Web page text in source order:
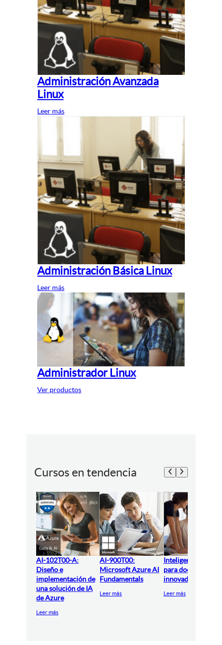
Administración Avanzada
Linux
Leer más
Administración Básica Linux
Leer más
Administrador Linux
Ver productos
Cursos en tendencia
AI-102T00-A:
Diseño e
implementación de
una solución de IA
de Azure
Leer más
AI-900T00:
Microsoft Azure AI
Fundamentals
Leer más
Inteligencia
para docentes
innovadores
Leer más